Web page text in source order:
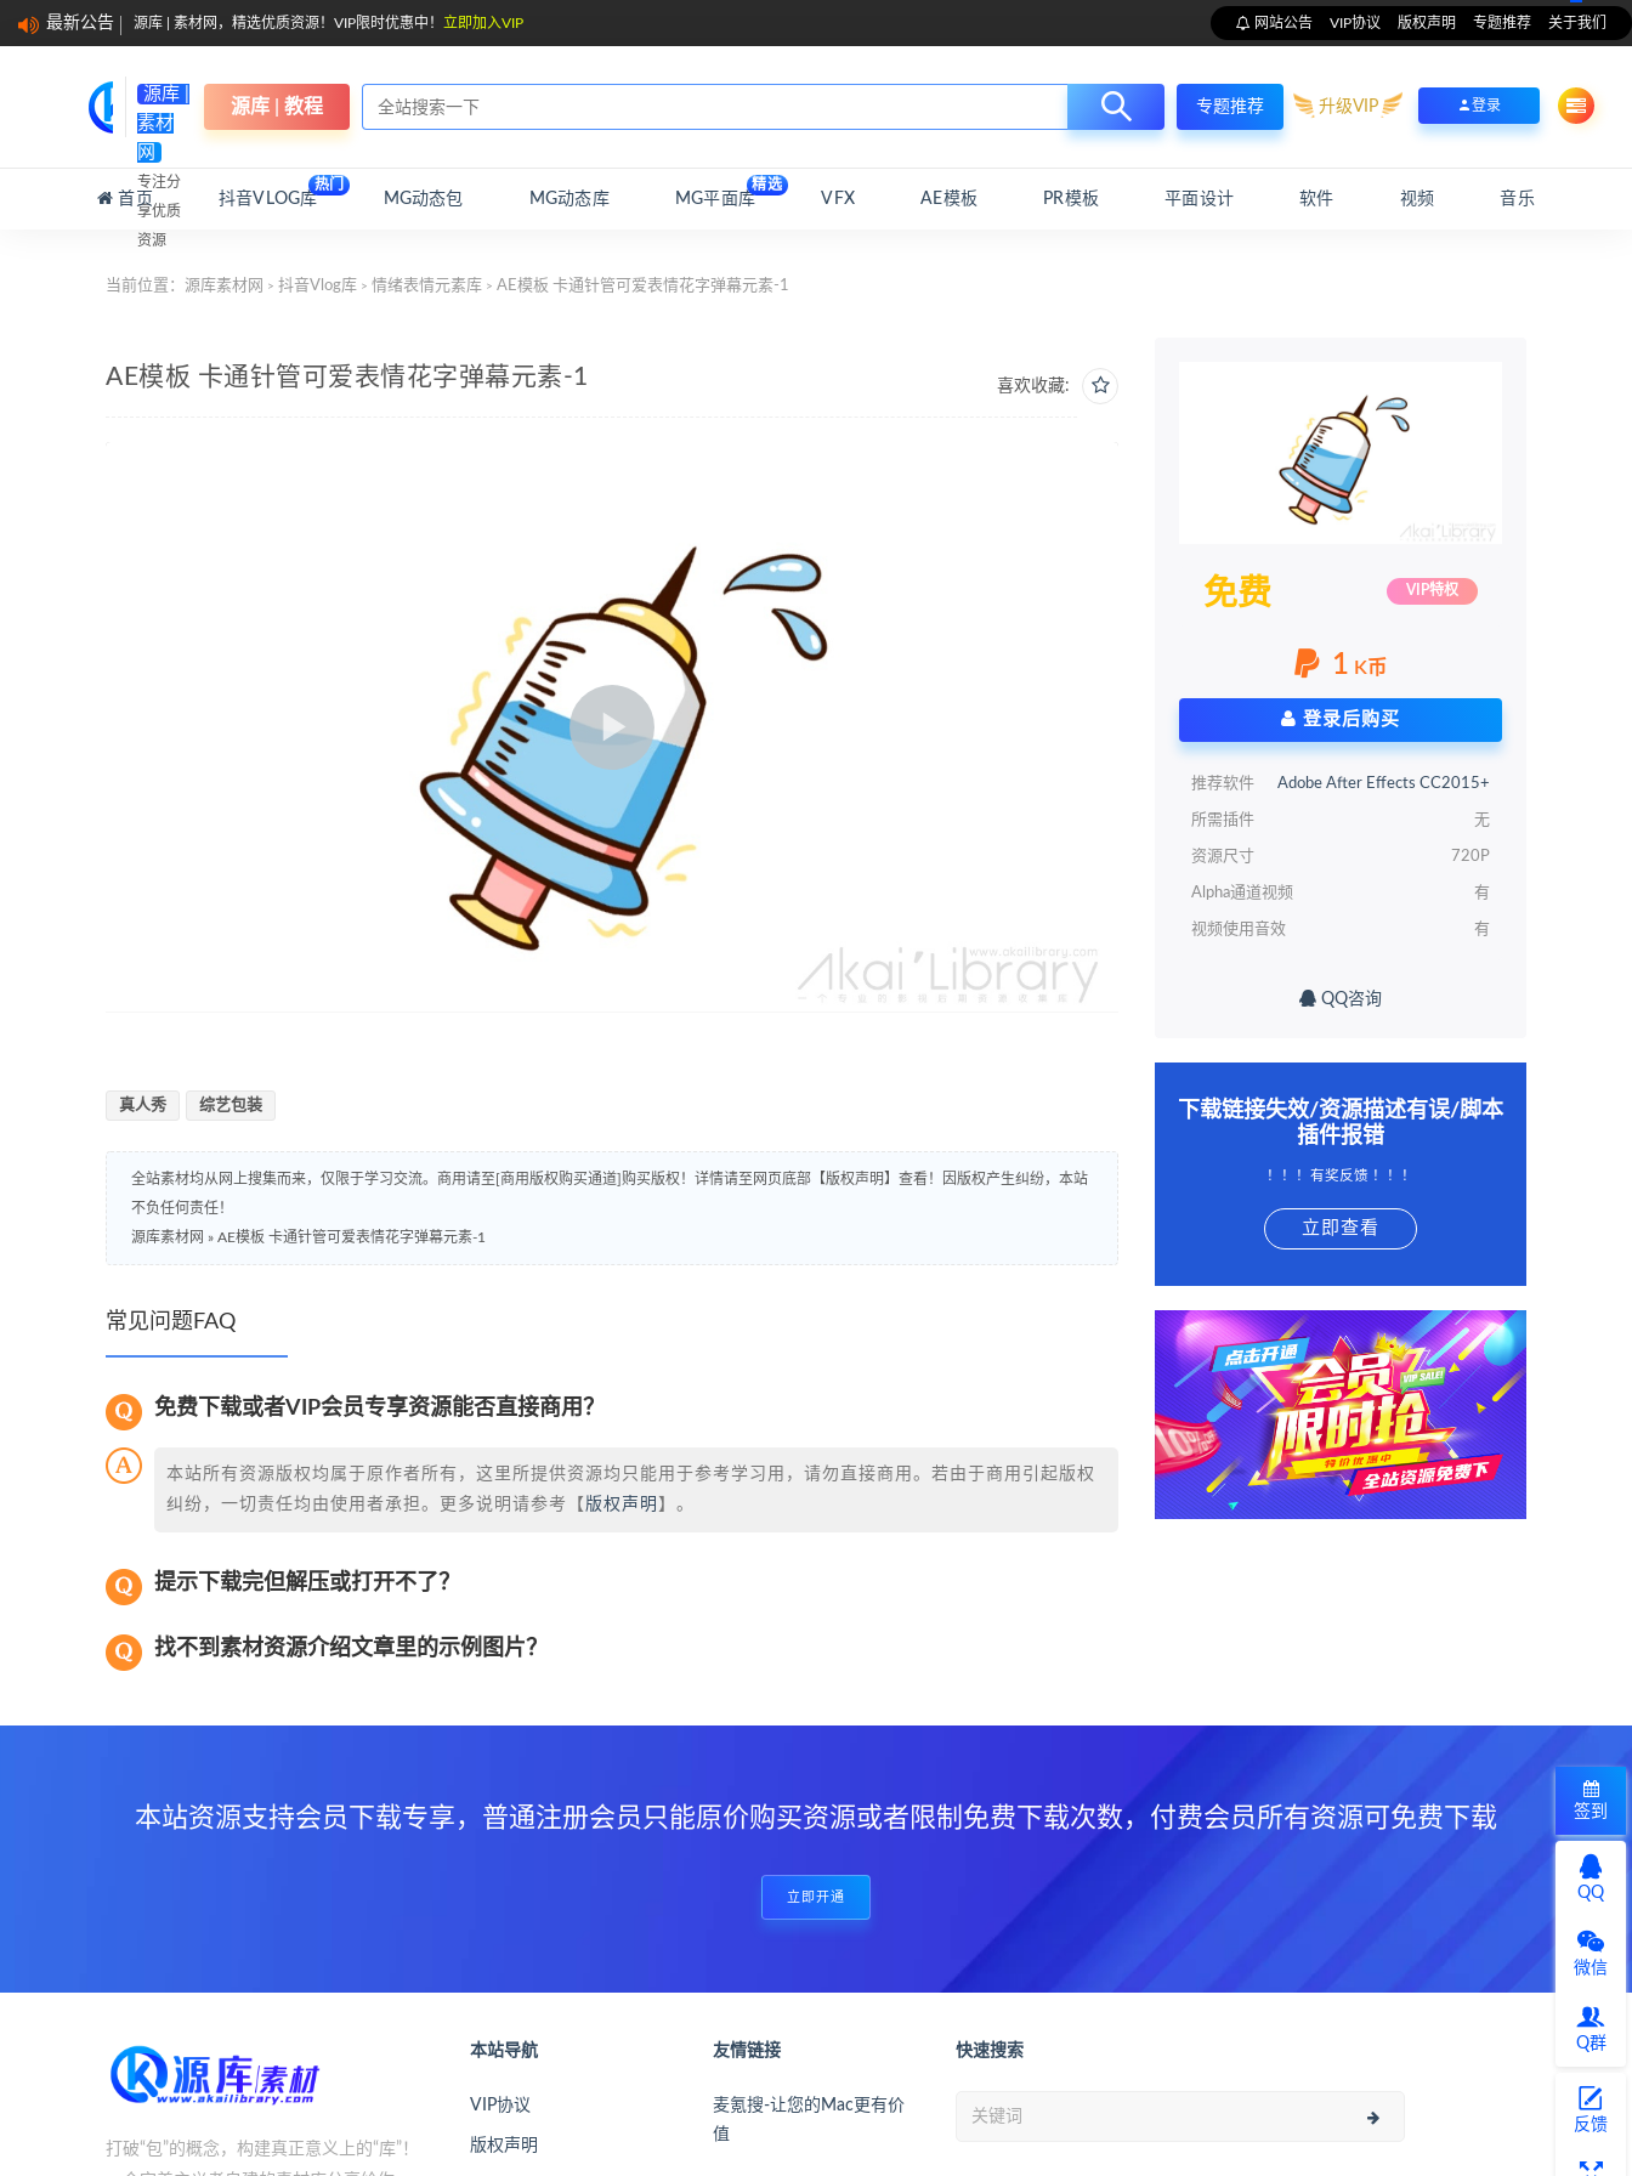
最新公告 源库 | 素材网，精选优质资源！VIP限时优惠中！ 立即加入VIP 网站公告 VIP协议 版权声明 专题推荐 关于我们
源库 |
素材
网
专注分
享优质
资源
源库 | 教程 专题推荐 升级VIP 登录
首页 抖音VLOG库
热门
MG动态包 MG动态库 MG平面库
精选
VFX AE模板 PR模板 平面设计 软件 视频 音乐
当前位置： 源库素材网 > 抖音Vlog库 > 情绪表情元素库 > AE模板 卡通针管可爱表情花字弹幕元素-1
喜欢收藏:
AE模板 卡通针管可爱表情花字弹幕元素-1
真人秀 综艺包装
全站素材均从网上搜集而来，仅限于学习交流。商用请至[商用版权购买通道]购买版权！详情请至网页底部【版权声明】查看！因版权产生纠纷，本站
不负任何责任！
源库素材网 » AE模板 卡通针管可爱表情花字弹幕元素-1
常见问题FAQ
免费下载或者VIP会员专享资源能否直接商用？
本站所有资源版权均属于原作者所有，这里所提供资源均只能用于参考学习用，请勿直接商用。若由于商用引起版权
纠纷，一切责任均由使用者承担。更多说明请参考【 版权声明 】。
提示下载完但解压或打开不了？
找不到素材资源介绍文章里的示例图片？
免费 VIP特权
1 K币
登录后购买
推荐软件 Adobe After Effects CC2015+
所需插件 无
资源尺寸 720P
Alpha通道视频 有
视频使用音效 有
QQ咨询
下载链接失效/资源描述有误/脚本
插件报错
！！！有奖反馈 ！！！
立即查看
本站资源支持会员下载专享，普通注册会员只能原价购买资源或者限制免费下载次数，付费会员所有资源可免费下载
立即开通
打破“包”的概念，构建真正意义上的“库”！
本站导航
VIP协议
版权声明
友情链接
麦氪搜-让您的Mac更有价
值
快速搜索
签到
QQ
微信
Q群
反馈